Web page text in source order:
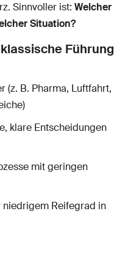
Sinnvoller ist: Welcher
Situation?
Führung
(z. B. Pharma, Luftfahrt,
klare Entscheidungen
mit geringen
Reifegrad in